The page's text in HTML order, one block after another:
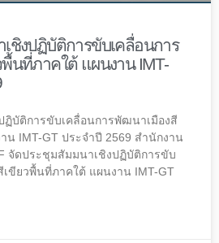
ชิงปฏิบัติการขับเคลื่อนการ
นที่ภาคใต้ แผนงาน IMT-
ฏิบัติการขับเคลื่อนการพัฒนาเมืองสี
น IMT-GT ประจำปี 2569 สำนักงาน
จัดประชุมสัมมนาเชิงปฏิบัติการขับ
ขียวพื้นที่ภาคใต้ แผนงาน IMT-GT